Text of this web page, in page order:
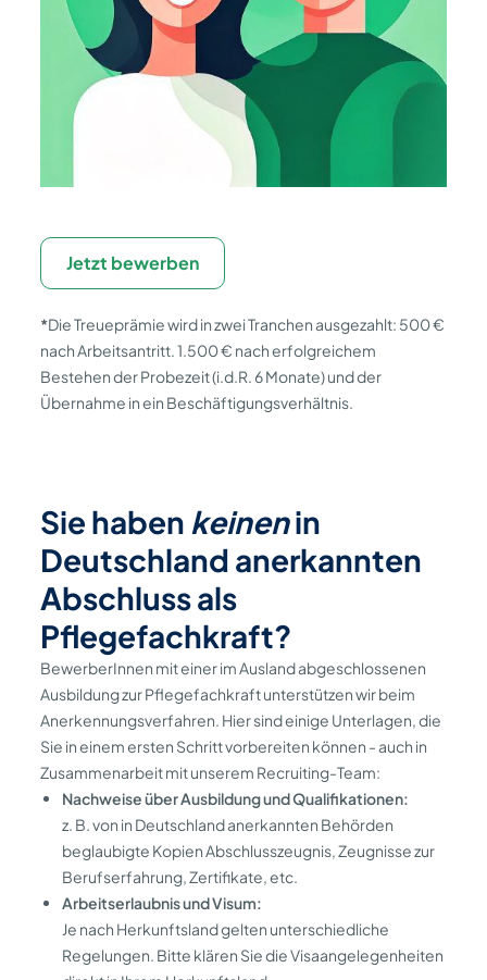
Jetzt bewerben
*Die Treueprämie wird in zwei Tranchen ausgezahlt: 500 €
nach Arbeitsantritt. 1.500 € nach erfolgreichem
Bestehen der Probezeit (i.d.R. 6 Monate) und der
Übernahme in ein Beschäftigungsverhältnis.
Sie haben keinenin
Deutschland anerkannten
Abschluss als
Pflegefachkraft?
BewerberInnen mit einer im Ausland abgeschlossenen
Ausbildung zur Pflegefachkraft unterstützen wir beim
Anerkennungsverfahren. Hier sind einige Unterlagen, die
Sie in einem ersten Schritt vorbereiten können - auch in
Zusammenarbeit mit unserem Recruiting-Team:
Nachweise über Ausbildung und Qualifikationen:
z. B. von in Deutschland anerkannten Behörden
beglaubigte Kopien Abschlusszeugnis, Zeugnisse zur
Berufserfahrung, Zertifikate, etc.
Arbeitserlaubnis und Visum:
Je nach Herkunftsland gelten unterschiedliche
Regelungen. Bitte klären Sie die Visaangelegenheiten